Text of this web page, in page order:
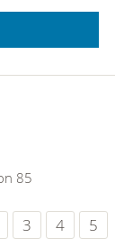
85
3 4
5